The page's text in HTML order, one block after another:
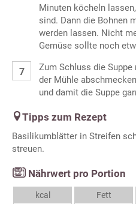
Minuten köcheln
sind. Dann die Bohnen
werden lassen. Nicht
Gemüse sollte noch
Zum Schluss die
der Mühle
und damit die Suppe
Tipps zum Rezept
Basilikumblätter in Streifen
streuen.
Nährwert pro Portion
kcal
Fett